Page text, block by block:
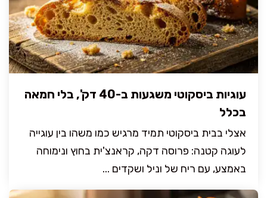
עוגיות ביסקוטי משגעות ב-40 דק', בלי חמאה
בכלל
אצלי בבית ביסקוטי תמיד מרגיש כמו משהו בין עוגייה
לעוגה קטנה: פרוסה דקה, קראנצ'ית בחוץ ונימוחה
באמצע, עם ריח של וניל ושקדים ...